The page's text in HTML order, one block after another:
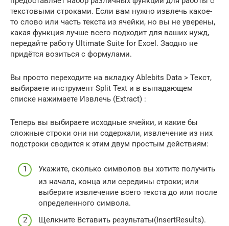
текстовыми строками. Если вам нужно извлечь какое-
то слово или часть текста из ячейки, но вы не уверены,
какая функция лучше всего подходит для ваших нужд,
передайте работу Ultimate Suite for Excel. Заодно не
придётся возиться с формулами.
Вы просто переходите на вкладку Ablebits Data > Текст,
выбираете инструмент Split Text и в выпадающем
списке нажимаете Извлечь (Extract) :
Теперь вы выбираете исходные ячейки, и какие бы
сложные строки они ни содержали, извлечение из них
подстроки сводится к этим двум простым действиям:
Укажите, сколько символов вы хотите получить
из начала, конца или середины строки; или
выберите извлечение всего текста до или после
определенного символа.
Щелкните Вставить результаты(InsertResults).